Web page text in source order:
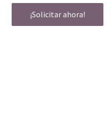
¡Solicitar ahora!